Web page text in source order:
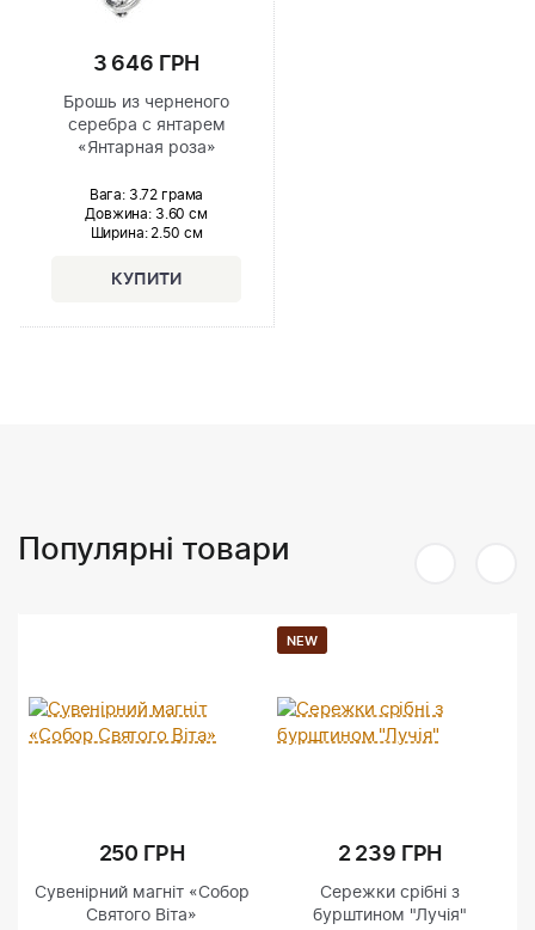
3 646 ГРН
Брошь из черненого
серебра с янтарем
«Янтарная роза»
Вага: 3.72 грама
Довжина: 3.60 см
Ширина: 2.50 см
Популярні товари
250 ГРН
Сувенірний магніт «Собор
Святого Віта»
NEW
2 239 ГРН
Сережки срібні з
бурштином "Лучія"